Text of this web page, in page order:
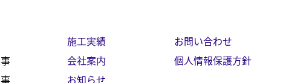
施工実績
会社案内
お知らせ
お問い合わせ
個人情報保護方針